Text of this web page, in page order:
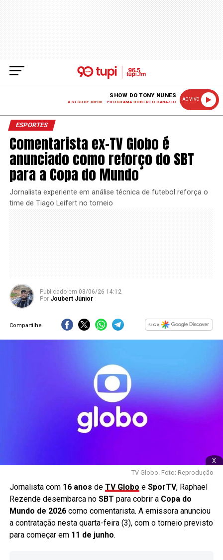
SHOW DO TONY NUNES
A SEGUIR: 08:00 - PROGRAMA ROBERTO CANAZIO
AO VIVO
ESPORTES
Comentarista ex-TV Globo é
anunciado como reforço do SBT
para a Copa do Mundo
Jornalista experiente em análise técnica de futebol reforça o
time de Tiago Leifert no torneio
Publicado em 03/06/26 14:12
Por Joubert Júnior
Compartilhe
x
TV Globo. Foto: Reprodução
Jornalista com 16 anos de TV Globo e SporTV, Raphael
Rezende desembarca no SBT para cobrir a Copa do
Mundo de 2026como comentarista. A emissora anunciou
a contratação nesta quarta-feira (3), com o torneio previsto
para começar em 11 de junho.